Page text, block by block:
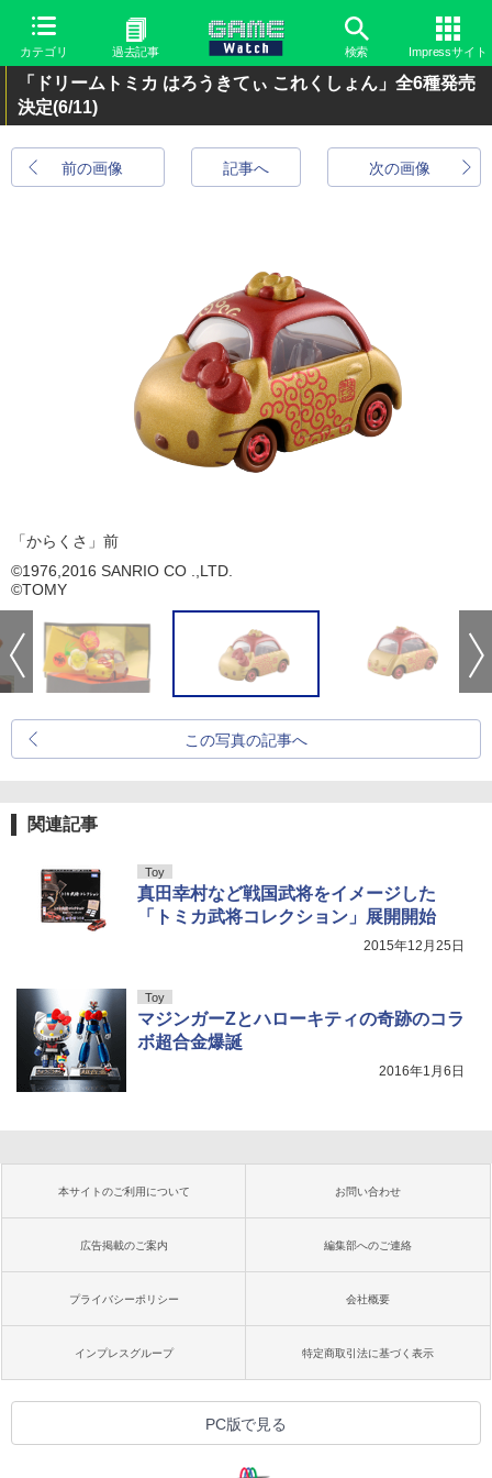
カテゴリ 過去記事 検索 Impressサイト
「ドリームトミカ はろうきてぃ これくしょん」全6種発売
決定(6/11)
前の画像 次の画像
記事へ
「からくさ」前
©1976,2016 SANRIO CO .,LTD.
©TOMY
この写真の記事へ
関連記事
Toy
真田幸村など戦国武将をイメージした
「トミカ武将コレクション」展開開始
2015年12月25日
Toy
マジンガーZとハローキティの奇跡のコラ
ボ超合金爆誕
2016年1月6日
本サイトのご利用について お問い合わせ
広告掲載のご案内 編集部へのご連絡
プライバシーポリシー 会社概要
インプレスグループ 特定商取引法に基づく表示
PC版で見る